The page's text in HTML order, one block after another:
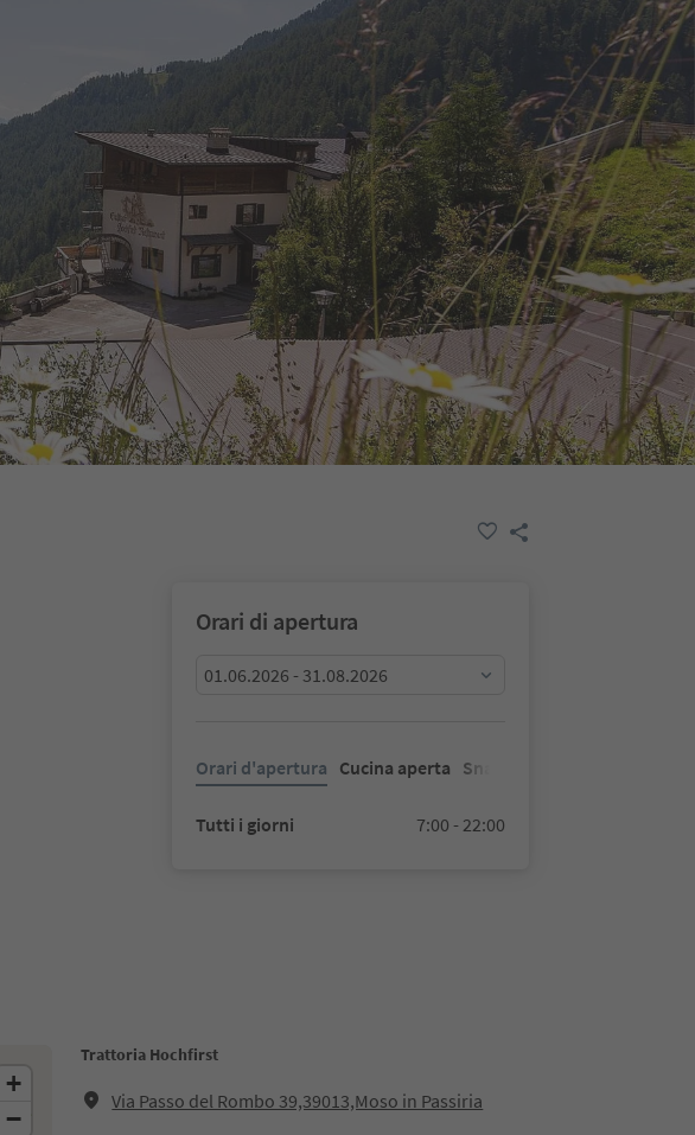
Orari di apertura
01.06.2026 - 31.08.2026
Orari d'apertura Cucina aperta Snacks
Tutti i giorni 7:00 - 22:00
Trattoria Hochfirst
Via Passo del Rombo 39,39013,Moso in Passiria
+
−